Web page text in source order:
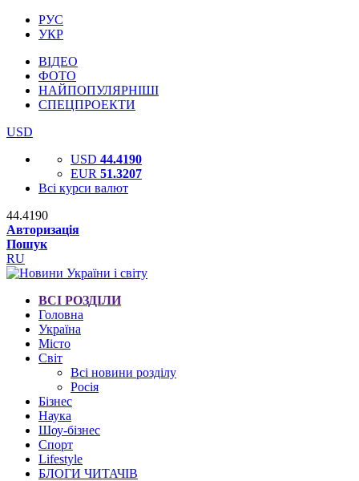
РУС
УКР
ВІДЕО
ФОТО
НАЙПОПУЛЯРНІШІ
СПЕЦПРОЕКТИ
USD
USD 44.4190
EUR 51.3207
Всі курси валют
44.4190
Авторизація
Пошук
RU
ВСІ РОЗДІЛИ
Головна
Україна
Місто
Світ
Всі новини розділу
Росія
Бізнес
Наука
Шоу-бізнес
Спорт
Lifestyle
БЛОГИ ЧИТАЧІВ